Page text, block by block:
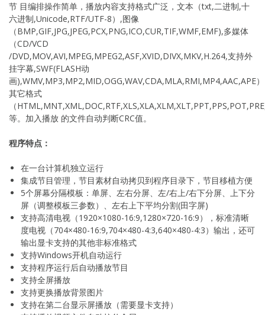
节 目编排操作简单，播放内容支持格式广泛，文本（txt,二进制,十
六进制,Unicode,RTF/UTF-8）,图像
（BMP,GIF,JPG,JPEG,PCX,PNG,ICO,CUR,TIF,WMF,EMF),多媒体
（CD/VCD
/DVD,MOV,AVI,MPEG,MPEG2,ASF,XVID,DIVX,MKV,H.264,支持外
挂字幕,SWF(FLASH动
画),WMV,MP3,MP2,MID,OGG,WAV,CDA,MLA,RMI,MP4,AAC,APE
其它格式
（
等。加入播放 的文件自动判断CRC值。
程序特点：
在一台计算机独立运行
集成节目管理，节目素材自动拷贝到程序目录下，节目移植方便
5个屏幕分隔模板：单屏、左右分屏、左/右上/右下分屏、上下分
屏（调整模板三参数）、左右上下平均分割(田字屏)
支持高清电视（1920×1080-16:9,1280×720-16:9），标准清晰
度电视（704×480-16:9,704×480-4:3,640×480-4:3）输出，还可
输出显卡支持的其他非标准格式
支持Windows开机自动运行
支持程序运行后自动播放节目
支持全屏播放
支持更换播放背景图片
支持在第二台显示屏播放（需要显卡支持）